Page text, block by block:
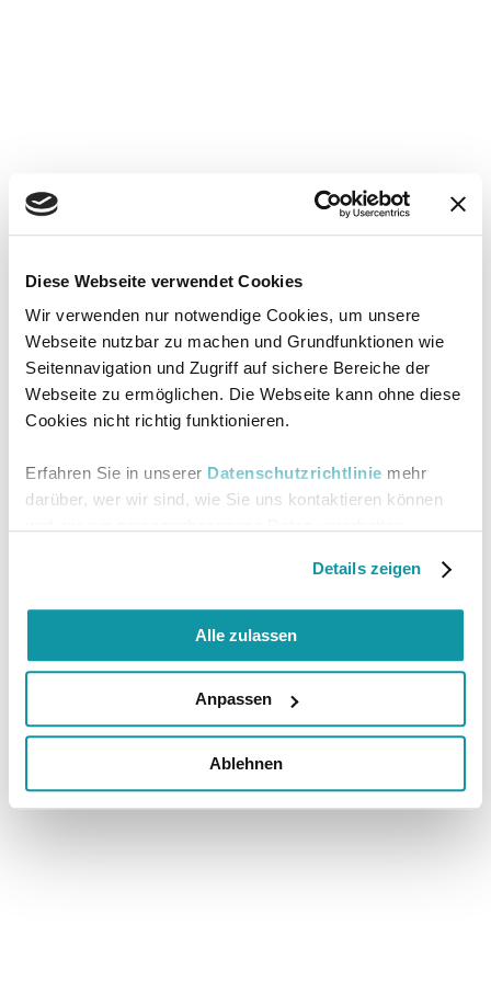
Diese Webseite verwendet Cookies
Wir verwenden nur notwendige Cookies, um unsere
Webseite nutzbar zu machen und Grundfunktionen wie
Seitennavigation und Zugriff auf sichere Bereiche der
Webseite zu ermöglichen. Die Webseite kann ohne diese
Cookies nicht richtig funktionieren.
Erfahren Sie in unserer Datenschutzrichtlinie mehr
darüber, wer wir sind, wie Sie uns kontaktieren können
Details zeigen
Alle zulassen
Anpassen
Ablehnen